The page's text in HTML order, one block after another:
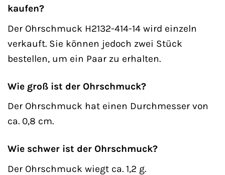
kaufen?
Der Ohrschmuck H2132-414-14 wird einzeln
verkauft. Sie können jedoch zwei Stück
bestellen, um ein Paar zu erhalten.
Wie groß ist der Ohrschmuck?
Der Ohrschmuck hat einen Durchmesser von
ca. 0,8 cm.
Wie schwer ist der Ohrschmuck?
Der Ohrschmuck wiegt ca. 1,2 g.